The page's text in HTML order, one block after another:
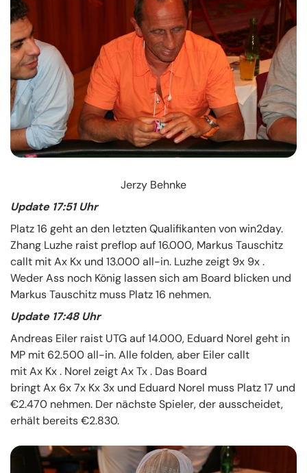
Jerzy Behnke
Update 17:51 Uhr
Platz 16 geht an den letzten Qualifikanten von win2day.
Zhang Luzhe raist preflop auf 16.000, Markus Tauschitz
callt mit Ax Kx und 13.000 all-in. Luzhe zeigt 9x 9x .
Weder Ass noch König lassen sich am Board blicken und
Markus Tauschitz muss Platz 16 nehmen.
Update 17:48 Uhr
Andreas Eiler raist UTG auf 14.000, Eduard Norel geht in
MP mit 62.500 all-in. Alle folden, aber Eiler callt
mit Ax Kx . Norel zeigt Ax Tx . Das Board
bringt Ax 6x 7x Kx 3x und Eduard Norel muss Platz 17 und
€2.470 nehmen. Der nächste Spieler, der ausscheidet,
erhält bereits €2.830.